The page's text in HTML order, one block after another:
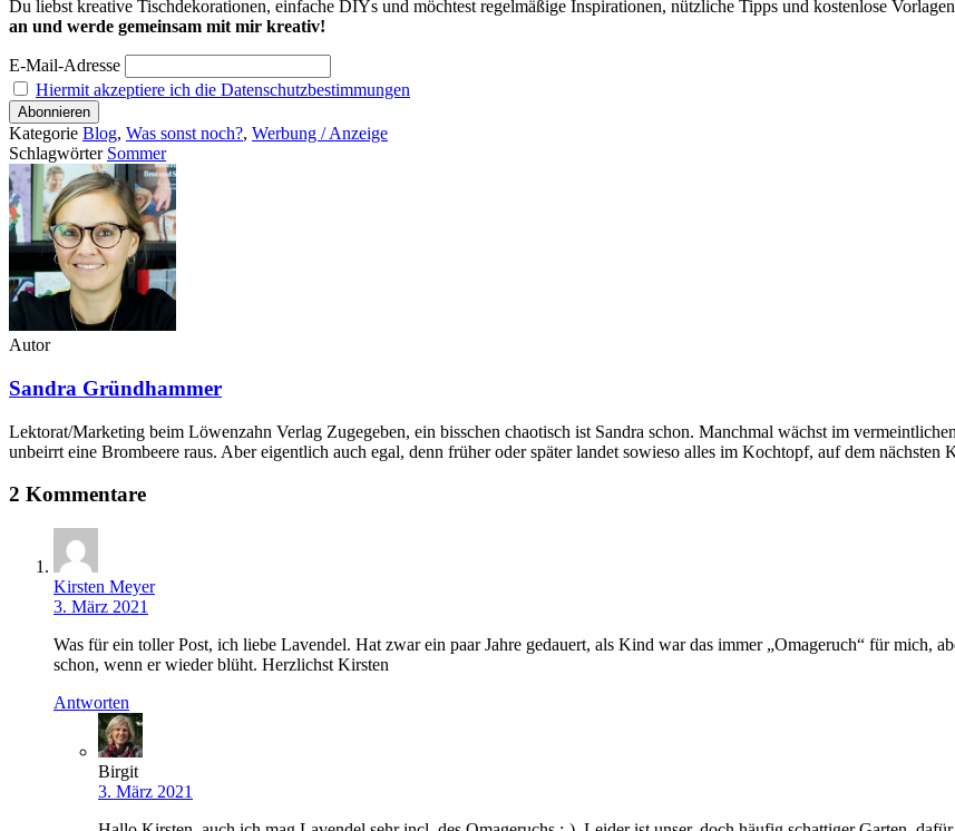
Du liebst kreative Tischdekorationen, einfache DIYs und möchtest regelmäßige Inspirationen, nützliche Tipps und kostenlose
an und werde gemeinsam mit mir kreativ!
E-Mail-Adresse
Hiermit akzeptiere ich die Datenschutzbestimmungen
Kategorie Blog, Was sonst noch?, Werbung / Anzeige
Schlagwörter Sommer
Autor
Sandra Gründhammer
Lektorat/Marketing beim Löwenzahn Verlag Zugegeben, ein bisschen chaotisch ist Sandra schon. Manchmal wächst im
unbeirrt eine Brombeere raus. Aber eigentlich auch egal, denn früher oder später landet sowieso alles im Kochtopf, auf dem nächsten
2 Kommentare
Kirsten Meyer
3. März 2021
Was für ein toller Post, ich liebe Lavendel. Hat zwar ein paar Jahre gedauert, als Kind war das immer „Omageruch“ für mich,
schon, wenn er wieder blüht. Herzlichst Kirsten
Antworten
Birgit
3. März 2021